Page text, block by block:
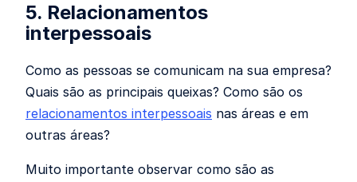
5. Relacionamentos
interpessoais
Como as pessoas se comunicam na sua empresa?
Quais são as principais queixas? Como são os
relacionamentos interpessoais nas áreas e em
outras áreas?
Muito importante observar como são as